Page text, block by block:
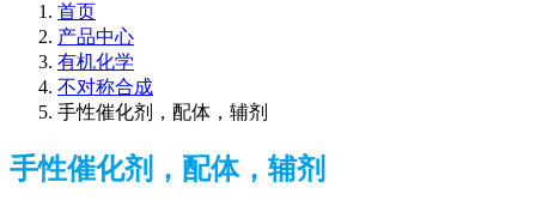
首页
产品中心
有机化学
不对称合成
手性催化剂，配体，辅剂
手性催化剂，配体，辅剂